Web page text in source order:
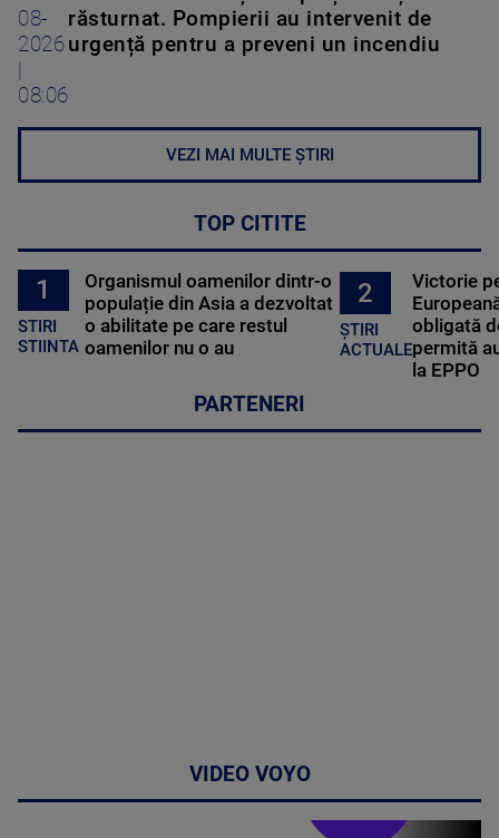
08-
2026
08:06
răsturnat. Pompierii au intervenit de
urgență pentru a preveni un incendiu
VEZI MAI MULTE ȘTIRI
TOP CITITE
1
STIRI
STIINTA
Organismul oamenilor dintr-o
populație din Asia a dezvoltat
o abilitate pe care restul
oamenilor nu o au
2
ȘTIRI
ACTUALE
Victorie
obligată
permită
la EPPO
PARTENERI
VIDEO VOYO